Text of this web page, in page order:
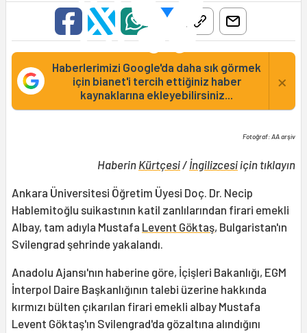
Haberlerimizi Google'da daha sık görmek
için bianet'i tercih ettiğiniz haber
kaynaklarına ekleyebilirsiniz...
×
Fotoğraf: AA arşiv
Haberin Kürtçesi/ İngilizcesiiçin tıklayın
Ankara Üniversitesi Öğretim Üyesi Doç. Dr. Necip
Hablemitoğlu suikastının katil zanlılarından firari emekli
Albay, tam adıyla Mustafa Levent Göktaş, Bulgaristan'ın
Svilengrad şehrinde yakalandı.
Anadolu Ajansı'nın haberine göre, İçişleri Bakanlığı, EGM
İnterpol Daire Başkanlığının talebi üzerine hakkında
kırmızı bülten çıkarılan firari emekli albay Mustafa
Levent Göktaş'ın Svilengrad'da gözaltına alındığını